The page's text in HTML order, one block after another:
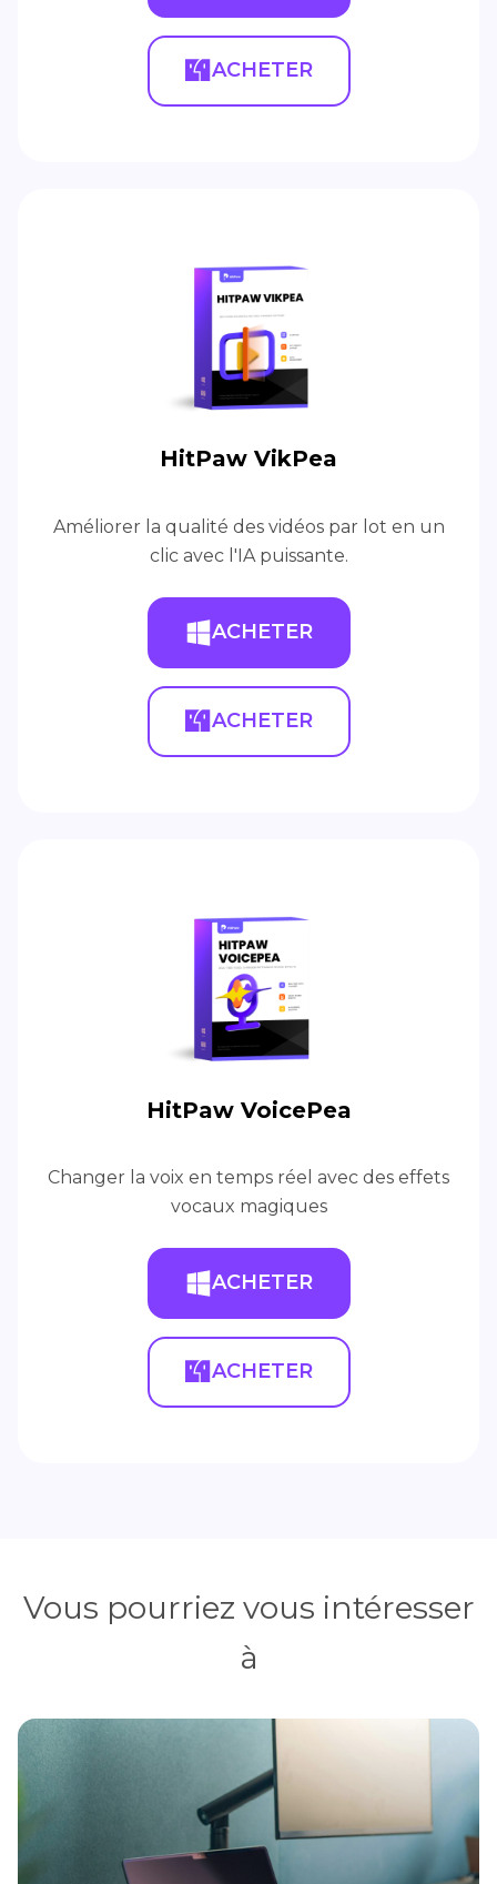
ACHETER
HitPaw VikPea
Améliorer la qualité des vidéos par lot en un
clic avec l'IA puissante.
ACHETER
ACHETER
HitPaw VoicePea
Changer la voix en temps réel avec des effets
vocaux magiques
ACHETER
ACHETER
Vous pourriez vous intéresser
à